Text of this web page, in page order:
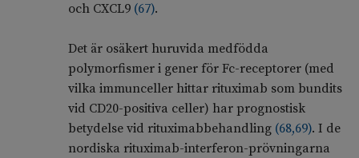
och CXCL9 (67).
Det är osäkert huruvida medfödda
polymorfismer i gener för Fc-receptorer (med
vilka immunceller hittar rituximab som bundits
vid CD20-positiva celler) har prognostisk
betydelse vid rituximabbehandling (68,69). I de
nordiska rituximab-interferon-prövningarna